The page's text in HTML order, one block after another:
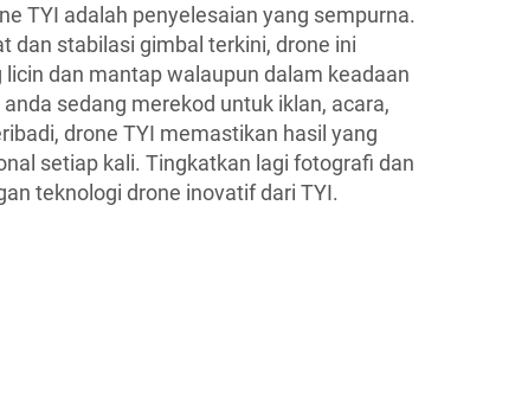
TYI adalah penyelesaian yang sempurna.
dan stabilasi gimbal terkini, drone ini
dan mantap walaupun dalam keadaan
sedang merekod untuk iklan, acara,
drone TYI memastikan hasil yang
setiap kali. Tingkatkan lagi fotografi dan
teknologi drone inovatif dari TYI.